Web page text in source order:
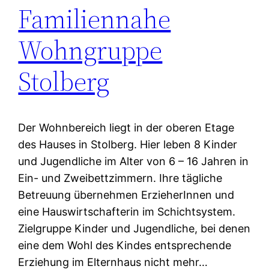
Familiennahe
Wohngruppe
Stolberg
Der Wohnbereich liegt in der oberen Etage
des Hauses in Stolberg. Hier leben 8 Kinder
und Jugendliche im Alter von 6 – 16 Jahren in
Ein- und Zweibettzimmern. Ihre tägliche
Betreuung übernehmen ErzieherInnen und
eine Hauswirtschafterin im Schichtsystem.
Zielgruppe Kinder und Jugendliche, bei denen
eine dem Wohl des Kindes entsprechende
Erziehung im Elternhaus nicht mehr…